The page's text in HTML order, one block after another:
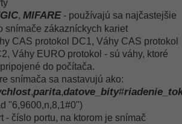
, MIFARE- používajú sa najčastejšie
snímače zákazníckych kariet
CAS protokol DC1, Váhy CAS protokol
Váhy EURO protokol - sú váhy, ktoré
do počítača.
snímača sa nastavujú ako:
,parita,datove_bity#
"6,9600,n,8,1#0")
- číslo portu, na ktorom je snímač